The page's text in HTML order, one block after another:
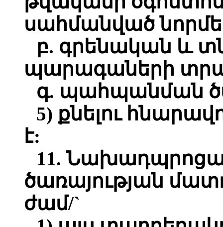
սահմանված
բ. գրենական և
պարագաների
գ. պահպանման
5) քնելու
է:
11.
ծառայության
ժամ/`